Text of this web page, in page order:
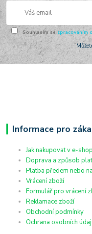
Souhlasím se zpracováním
Informace pro
Jak nakupovat v e-
Doprava a způsob
Platba předem nebo
Vrácení zboží
Formulář pro vrácení
Reklamace zboží
Obchodní podmínky
Ochrana osobních